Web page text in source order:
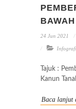
24 Jun 2021
Tajuk :
Kanun
Baca lanjut